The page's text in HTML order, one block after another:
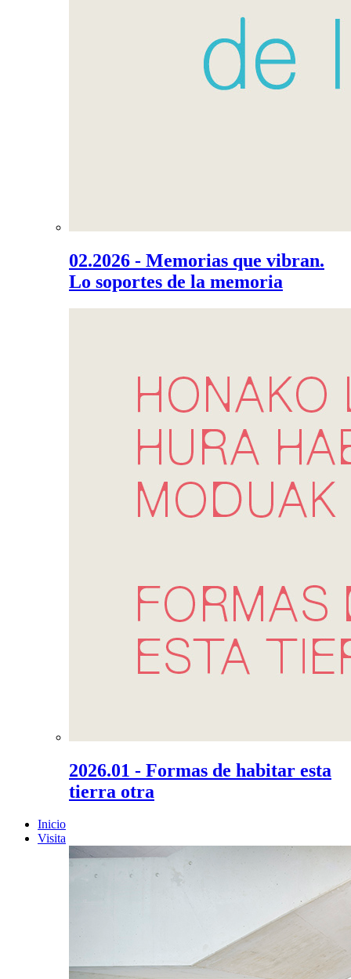
02.2026 - Memorias que vibran.
Lo soportes de la memoria
2026.01 - Formas de habitar esta
tierra otra
Inicio
Visita